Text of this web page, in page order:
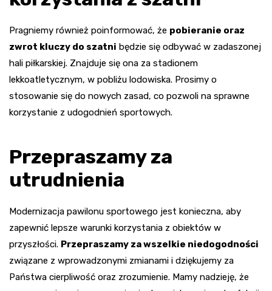
Pragniemy również poinformować, że pobieranie oraz
zwrot kluczy do szatni będzie się odbywać w zadaszonej
hali piłkarskiej. Znajduje się ona za stadionem
lekkoatletycznym, w pobliżu lodowiska. Prosimy o
stosowanie się do nowych zasad, co pozwoli na sprawne
korzystanie z udogodnień sportowych.
Przepraszamy za
utrudnienia
Modernizacja pawilonu sportowego jest konieczna, aby
zapewnić lepsze warunki korzystania z obiektów w
przyszłości. Przepraszamy za wszelkie niedogodności
związane z wprowadzonymi zmianami i dziękujemy za
Państwa cierpliwość oraz zrozumienie. Mamy nadzieję, że